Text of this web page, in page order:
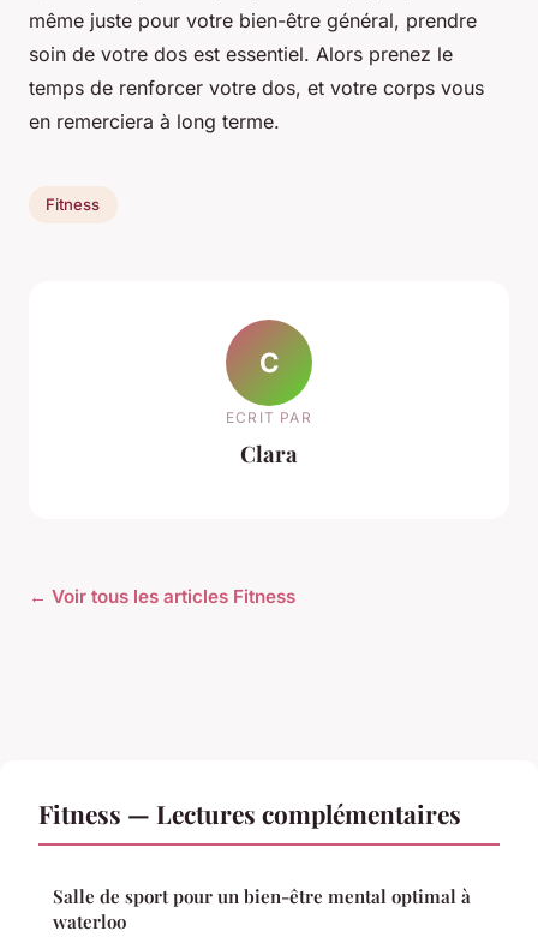
même juste pour votre bien-être général, prendre
soin de votre dos est essentiel. Alors prenez le
temps de renforcer votre dos, et votre corps vous
en remerciera à long terme.
Fitness
C
ECRIT PAR
Clara
← Voir tous les articles Fitness
Fitness — Lectures complémentaires
Salle de sport pour un bien-être mental optimal à
waterloo